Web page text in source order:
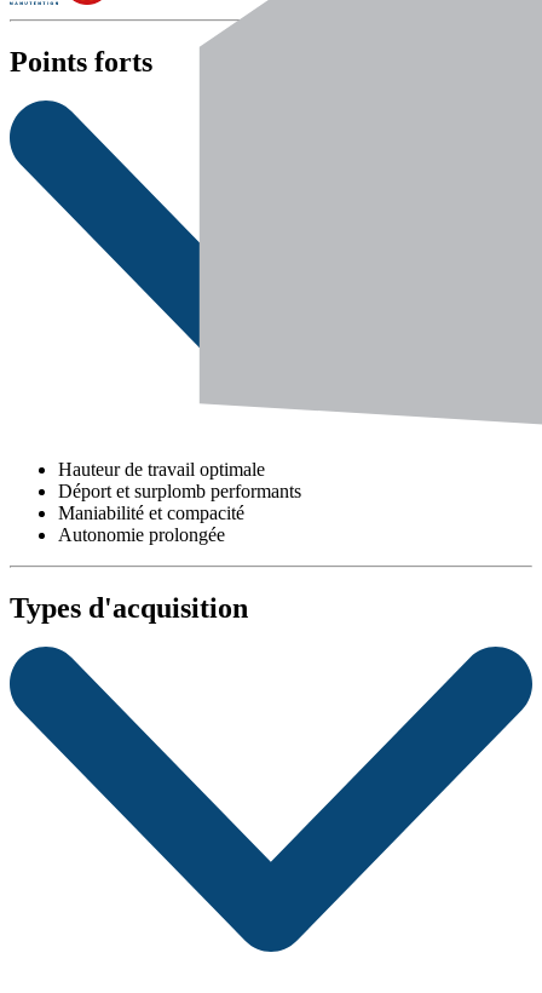
Points forts
Hauteur de travail optimale
Déport et surplomb performants
Maniabilité et compacité
Autonomie prolongée
Types d'acquisition